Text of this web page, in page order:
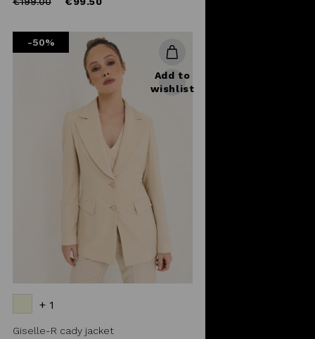
-50%
Add to
wishlist
+ 1
Giselle-R cady jacket